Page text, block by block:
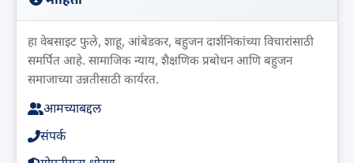
हा वेबसाइट फुले, शाहू, आंबेडकर, बहुजन दार्शनिकांच्या विचारांसाठी
समर्पित आहे. सामाजिक न्याय, शैक्षणिक प्रबोधन आणि बहुजन
समाजाच्या उन्नतीसाठी कार्यरत.
आमच्याबद्दल
संपर्क